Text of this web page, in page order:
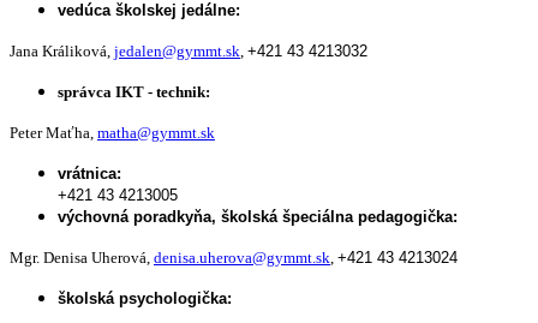
vedúca školskej jedálne:
Jana Králiková, jedalen@gymmt.sk, +421 43 4213032
správca IKT - technik:
Peter Maťha, matha@gymmt.sk
vrátnica:
+421 43 4213005
výchovná poradkyňa, školská špeciálna pedagogička:
Mgr. Denisa Uherová, denisa.uherova@gymmt.sk, +421 43 4213024
školská psychologička: